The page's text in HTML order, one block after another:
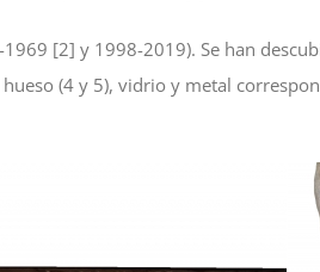
[2] y 1998-2019). Se han
(4 y 5), vidrio y metal